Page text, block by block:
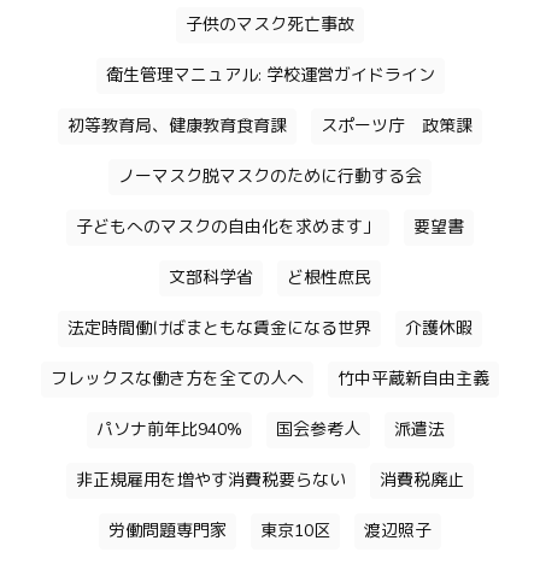
子供のマスク死亡事故
衛生管理マニュアル: 学校運営ガイドライン
初等教育局、健康教育食育課 スポーツ庁 政策課
ノーマスク脱マスクのために行動する会
子どもへのマスクの自由化を求めます」 要望書
文部科学省 ど根性庶民
法定時間働けばまともな賃金になる世界 介護休暇
フレックスな働き方を全ての人へ 竹中平蔵新自由主義
パソナ前年比940% 国会参考人 派遣法
非正規雇用を増やす消費税要らない 消費税廃止
労働問題専門家 東京10区 渡辺照子